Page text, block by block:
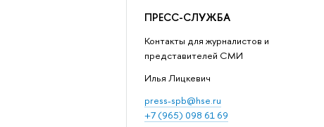
ПРЕСС-СЛУЖБА
Контакты для журналистов и
представителей СМИ
Илья Лицкевич
press-spb@hse.ru
+7 (965) 098 61 69